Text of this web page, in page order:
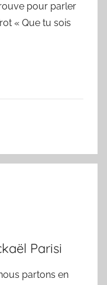
pour parler
« Que tu sois
Parisi
partons en